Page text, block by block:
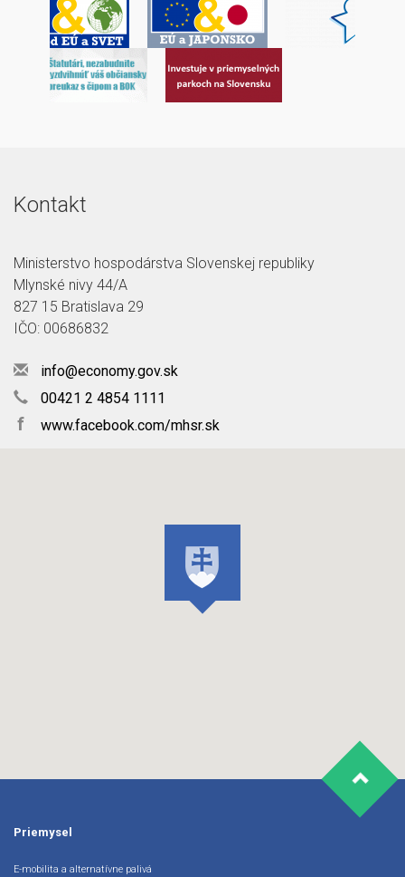
Kontakt
Ministerstvo hospodárstva Slovenskej republiky
Mlynské nivy 44/A
827 15 Bratislava 29
IČO: 00686832
info@economy.gov.sk
00421 2 4854 1111
f www.facebook.com/mhsr.sk
Priemysel
E-mobilita a alternatívne palivá